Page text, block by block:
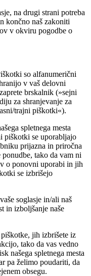
na drugi strani potreba
končno naš zakoniti
v okviru pogodbe o
so alfanumerični
v vaš delovni
brskalnik (»sejni
za shranjevanje za
trajni piškotki«).
spletnega mesta
piškotki se uporabljajo
prijazna in priročna
tako da vam ni
o ponovni uporabi in jih
se izbrišejo
soglasje in/ali naš
in izboljšanje naše
jih izbrišete iz
tako da vas vedno
našega spletnega mesta
pa želimo poudariti, da
obsegu.